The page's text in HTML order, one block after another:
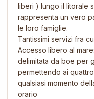
liberi ) lungo il litorale
rappresenta un vero
le loro famiglie.
Tantissimi servizi fra
Accesso libero al
delimitata da boe per
permettendo ai
qualsiasi momento
orario​